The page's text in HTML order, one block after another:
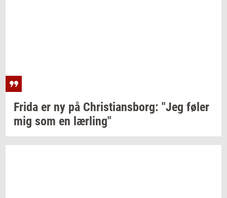
Frida er ny på Chri­sti­ans­borg: "Jeg føler
mig som en lær­ling"